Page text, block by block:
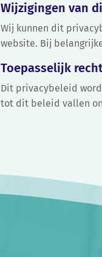
Wijzigingen van
Wij kunnen dit
website. Bij
Toepasselijk
Dit privacybeleid
tot dit beleid vallen